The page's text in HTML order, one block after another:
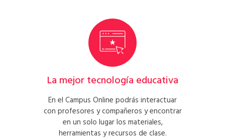
La mejor tecnología educativa
En el Campus Online podrás interactuar
con profesores y compañeros y encontrar
en un solo lugar los materiales,
herramientas y recursos de clase.